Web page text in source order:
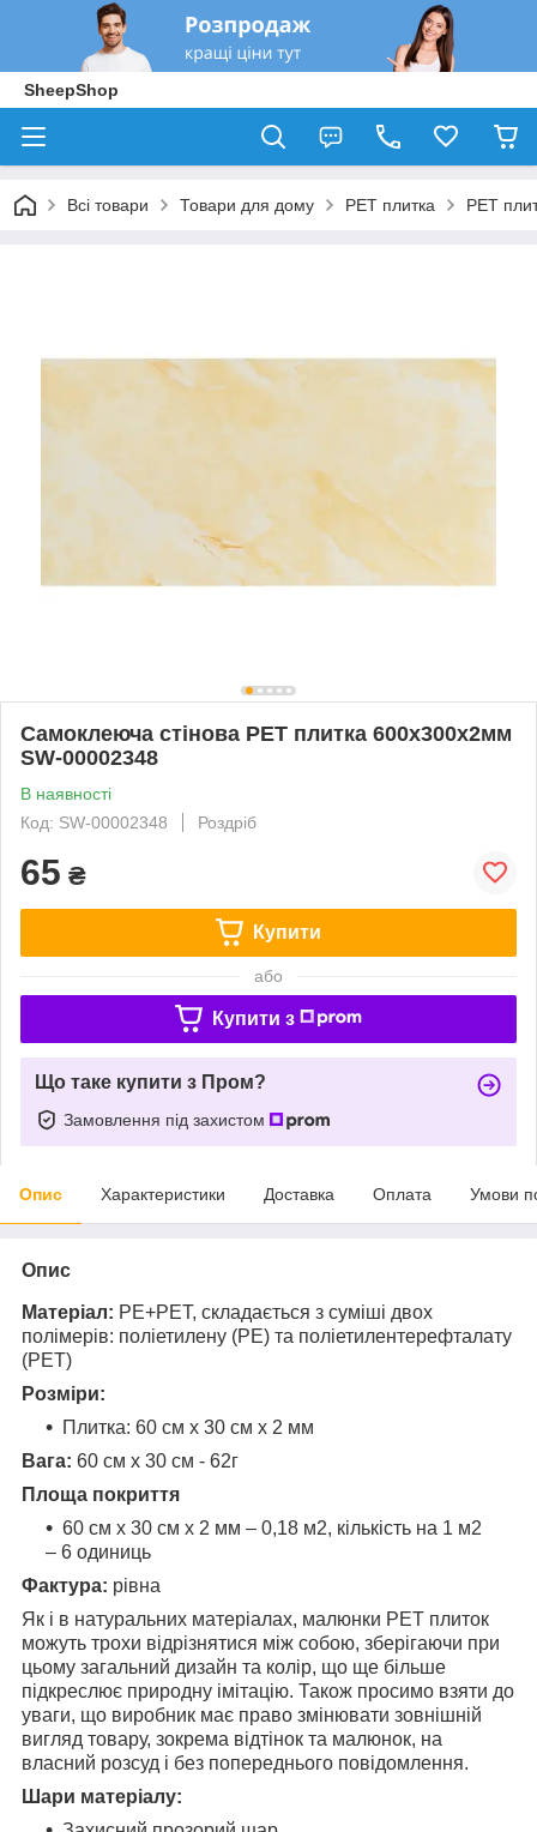
SheepShop
Всі товари Товари для дому PЕT плитка PET
Самоклеюча стінова PET плитка 600х300х2мм
SW-00002348
В наявності
Код: SW-00002348
Роздріб
65 ₴
Купити
або
Купити з
Що таке купити з Пром?
Замовлення під захистом
Опис Характеристики Доставка Оплата Умови
Опис
Матеріал: PE+PET, складається з суміші двох
полімерів: поліетилену (PE) та поліетилентерефталату
(PET)
Розміри:
Плитка: 60 см х 30 см х 2 мм
Вага: 60 см х 30 см - 62г
Площа покриття
60 см х 30 см х 2 мм – 0,18 м2, кількість на 1 м2
– 6 одиниць
Фактура: рівна
Як і в натуральних матеріалах, малюнки РЕТ плиток
можуть трохи відрізнятися між собою, зберігаючи при
цьому загальний дизайн та колір, що ще більше
підкреслює природну імітацію. Також просимо взяти до
уваги, що виробник має право змінювати зовнішній
вигляд товару, зокрема відтінок та малюнок, на
власний розсуд і без попереднього повідомлення.
Шари матеріалу: